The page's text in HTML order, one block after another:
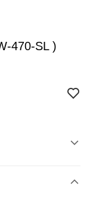
470-SL )